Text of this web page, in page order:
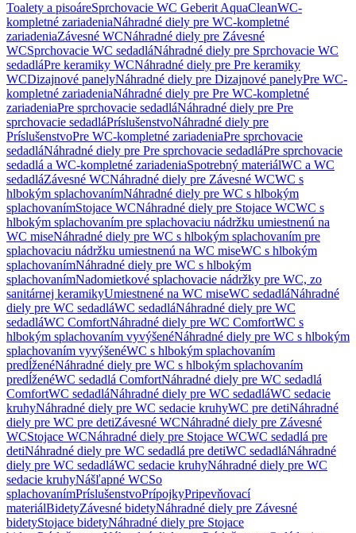
Toalety a pisoáreSprchovacie WC Geberit AquaCleanWC-
kompletné zariadeniaNáhradné diely pre WC-kompletné
zariadeniaZávesné WCNáhradné diely pre Závesné
WCSprchovacie WC sedadláNáhradné diely pre Sprchovacie WC
sedadláPre keramiky WCNáhradné diely pre Pre keramiky
WCDizajnové panelyNáhradné diely pre Dizajnové panelyPre WC-
kompletné zariadeniaNáhradné diely pre Pre WC-kompletné
zariadeniaPre sprchovacie sedadláNáhradné diely pre Pre
sprchovacie sedadláPríslušenstvoNáhradné diely pre
PríslušenstvoPre WC-kompletné zariadeniaPre sprchovacie
sedadláNáhradné diely pre Pre sprchovacie sedadláPre sprchovacie
sedadlá a WC-kompletné zariadeniaSpotrebný materiálWC a WC
sedadláZávesné WCNáhradné diely pre Závesné WCWC s
hlbokým splachovanímNáhradné diely pre WC s hlbokým
splachovanímStojace WCNáhradné diely pre Stojace WCWC s
hlbokým splachovaním pre splachovaciu nádržku umiestnenú na
WC miseNáhradné diely pre WC s hlbokým splachovaním pre
splachovaciu nádržku umiestnenú na WC miseWC s hlbokým
splachovanímNáhradné diely pre WC s hlbokým
splachovanímNadomietkové splachovacie nádržky pre WC, zo
sanitárnej keramikyUmiestnené na WC miseWC sedadláNáhradné
diely pre WC sedadláWC sedadláNáhradné diely pre WC
sedadláWC ComfortNáhradné diely pre WC ComfortWC s
hlbokým splachovaním vyvýšenéNáhradné diely pre WC s hlbokým
splachovaním vyvýšenéWC s hlbokým splachovaním
predĺženéNáhradné diely pre WC s hlbokým splachovaním
predĺženéWC sedadlá ComfortNáhradné diely pre WC sedadlá
ComfortWC sedadláNáhradné diely pre WC sedadláWC sedacie
kruhyNáhradné diely pre WC sedacie kruhyWC pre detiNáhradné
diely pre WC pre detiZávesné WCNáhradné diely pre Závesné
WCStojace WCNáhradné diely pre Stojace WCWC sedadlá pre
detiNáhradné diely pre WC sedadlá pre detiWC sedadláNáhradné
diely pre WC sedadláWC sedacie kruhyNáhradné diely pre WC
sedacie kruhyNášľapné WCSo
splachovanímPríslušenstvoPrípojkyPripevňovací
materiálBidetyZávesné bidetyNáhradné diely pre Závesné
bidetyStojace bidetyNáhradné diely pre Stojace